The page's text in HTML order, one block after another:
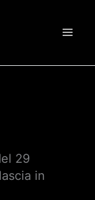
29
in